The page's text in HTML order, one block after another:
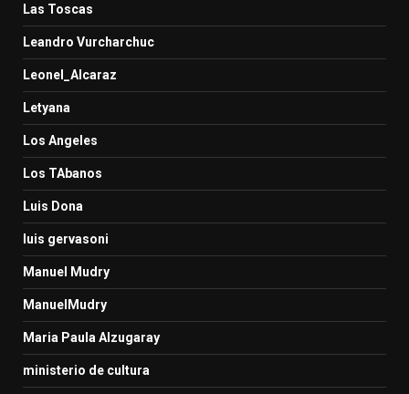
Las Toscas
Leandro Vurcharchuc
Leonel_Alcaraz
Letyana
Los Angeles
Los TAbanos
Luis Dona
luis gervasoni
Manuel Mudry
ManuelMudry
Maria Paula Alzugaray
ministerio de cultura